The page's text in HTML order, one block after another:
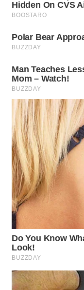
WN
WN
UTARA
WN
SAMOSIR
WN
PADANG
LAWAS
WN
SUMEDANG
WN
KEPULAUAN